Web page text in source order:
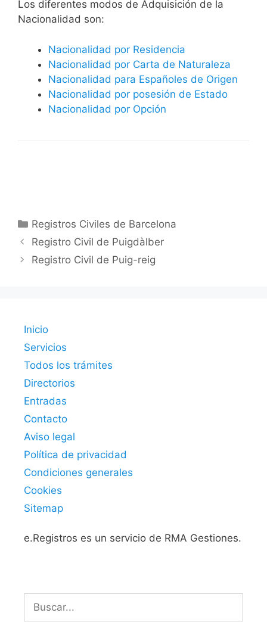
​​​Los diferentes modos de Adquisición de la
Nacionalidad son:
Nacionalidad por Residencia
Nacionalidad por Carta de Naturaleza
Nacionalidad para Españoles de Origen
Nacionalidad por posesión de Estado
Nacionalidad por Opción
Categorías
Registros Civiles de Barcelona
Registro Civil de Puigdàlber
Registro Civil de Puig-reig
Inicio
Servicios
Todos los trámites
Directorios
Entradas
Contacto
Aviso legal
Política de privacidad
Condiciones generales
Cookies
Sitemap
e.Registros es un servicio de RMA Gestiones.
Buscar: